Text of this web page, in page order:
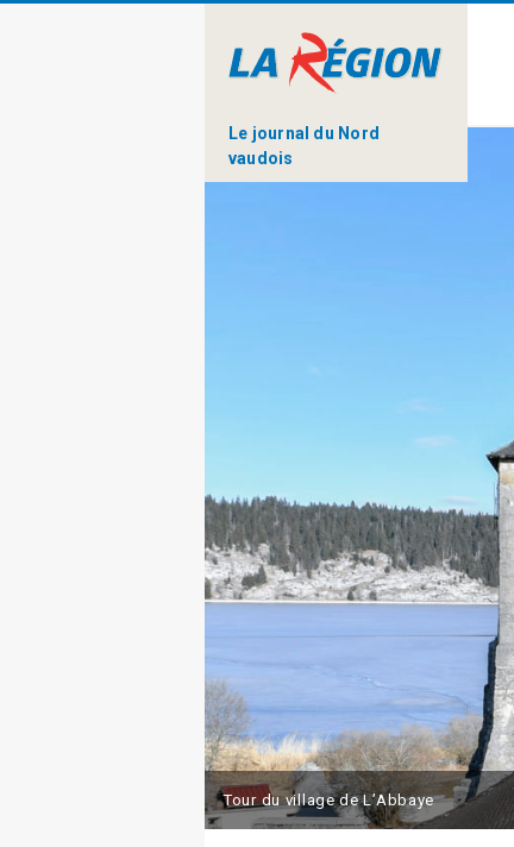
Le journal du Nord
vaudois
Tour du village de L’Abbaye